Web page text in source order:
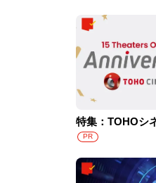
特集：TOHOシ
PR